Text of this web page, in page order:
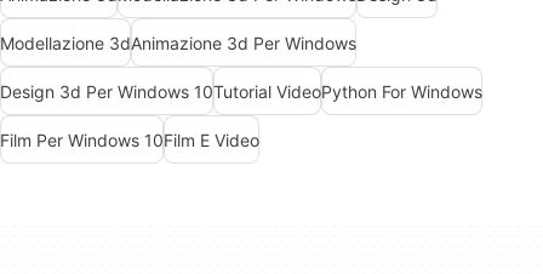
Modellazione 3dAnimazione 3d Per Windows
Design 3d Per Windows 10Tutorial VideoPython For Windows
Film Per Windows 10Film E Video